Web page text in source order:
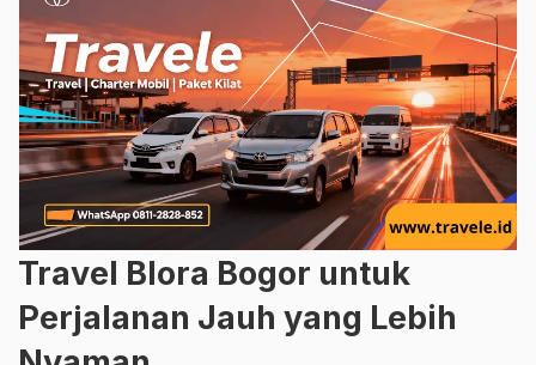
Travel Blora Bogor untuk
Perjalanan Jauh yang Lebih